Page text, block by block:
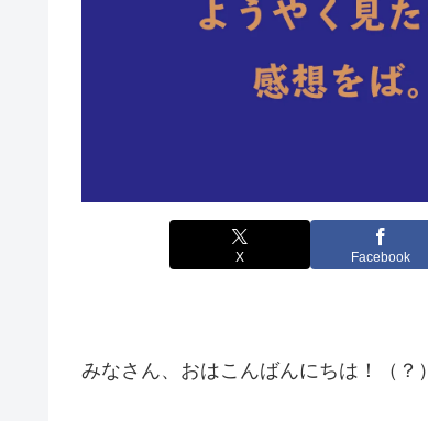
X Facebook
みなさん、おはこんばんにちは！（？）